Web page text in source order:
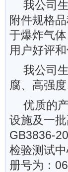
我公司
附件规格
于爆炸气
用户好评和
我公司
腐、高强
优质的
设施及一
GB3836-
检验测试
册号为：